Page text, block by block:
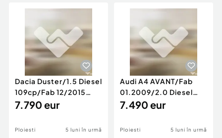
Animale de companie
Afaceri și echipamente profesionale
Inchiriere Bunuri si Vehicule
Utilaje agricole si industriale
Piese auto si accesorii
Dacia Duster
Dacia Duster/1.5 Diesel
109cp/Fab 12/2015
/Euro 5/GARANTIE 12
7.790 eur
Ploiesti 5 luni în urmă
Audi A4 AVANT/Fab
01.2009/2.0 Diesel
140cp/Posibilitate
7.490 eur
Ploiesti 5 luni în urmă